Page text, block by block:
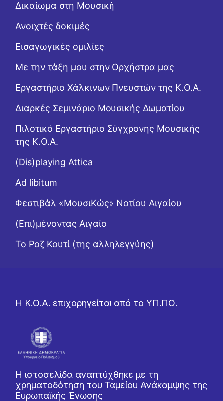
Δικαίωμα στη Μουσική
Ανοιχτές δοκιμές
Εισαγωγικές ομιλίες
Με την τάξη μου στην Ορχήστρα μας
Εργαστήριo Χάλκινων Πνευστών της Κ.Ο.Α.
Διαρκές Σεμινάριο Μουσικής Δωματίου
Πιλοτικό Εργαστήριο Σύγχρονης Μουσικής
της Κ.Ο.Α.
(Dis)playing Attica
Ad libitum
Φεστιβάλ «ΜουσιΚώς» Νοτίου Αιγαίου
(Επι)μένοντας Αιγαίο
Το Ροζ Κουτί (της αλληλεγγύης)
Η Κ.Ο.Α. επιχορηγείται από το ΥΠ.ΠΟ.
Η ιστοσελίδα αναπτύχθηκε με τη
χρηματοδότηση του Ταμείου Ανάκαμψης της
Ευρωπαϊκής Ένωσης